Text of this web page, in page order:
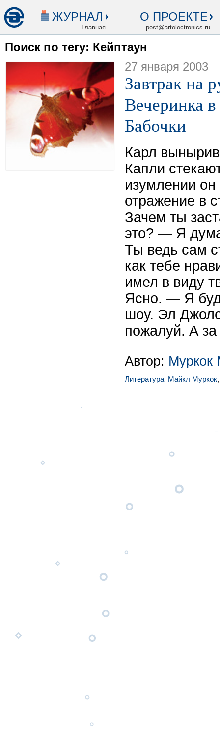
ЖУРНАЛ
Главная
О ПРОЕКТЕ
post@artelectronics.ru
Поиск по тегу: Кейптаун
27 января 2003
Завтрак на
Вечеринка
Бабочки
Карл
Капли
изумлении он
отражение в
Зачем ты
это? — Я
Ты ведь сам
как тебе
имел в виду
Ясно. — Я
шоу. Эл
пожалуй. А за
Автор: Муркок
Литература, Майкл Муркок